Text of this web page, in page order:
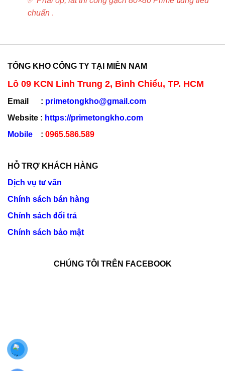
chuẩn .
TỔNG KHO CÔNG TY TẠI MIỀN NAM
Lô 09 KCN Linh Trung 2, Bình Chiểu, TP. HCM
Email : primetongkho@gmail.com
Website : https://primetongkho.com
Mobile : 0965.586.589
HỖ TRỢ KHÁCH HÀNG
Dịch vụ tư vấn
Chính sách bán hàng
Chính sách đổi trả
Chính sách bảo mật
CHÚNG TÔI TRÊN FACEBOOK